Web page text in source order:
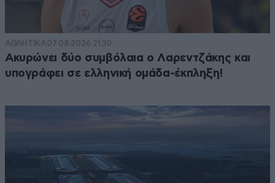
ΑΘΛΗΤΙΚΑ07·08·2026 21:30
Ακυρώνει δύο συμβόλαια ο Λαρεντζάκης και
υπογράφει σε ελληνική ομάδα-έκπληξη!